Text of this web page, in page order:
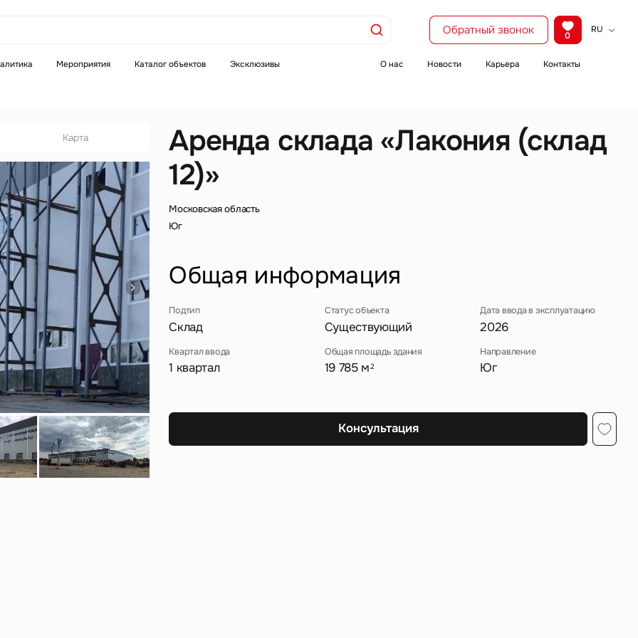
Обратный звонок 0
RU
Мероприятия Каталог объектов Эксклюзивы О нас Новости Карьера Контакты
Аренда склада «Лакония (склад
12)»
Московская область
Юг
Общая информация
Подтип
Склад
Статус объекта
Существующий
Дата ввода в эксплуатацию
2026
Квартал ввода
1 квартал
Общая площадь здания
19 785 м2
Направление
Юг
Консультация
Карта
звонок
поле
неверный формат
Это обязательное поле
Введен неверный формат
поле
неверный форматСейчас
Отправить
на кнопку «Отправить», вы даете свое согласие на обработку и использование ваших